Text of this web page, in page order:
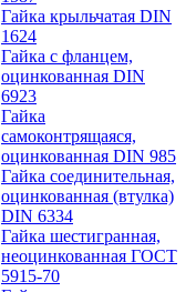
Гайка крыльчатая DIN
1624
Гайка с фланцем,
оцинкованная DIN
6923
Гайка
самоконтрящаяся,
оцинкованная DIN 985
Гайка соединительная,
оцинкованная (втулка)
DIN 6334
Гайка шестигранная,
неоцинкованная ГОСТ
5915-70